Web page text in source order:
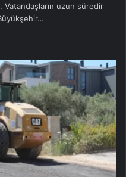
Vatandaşların uzun süredir